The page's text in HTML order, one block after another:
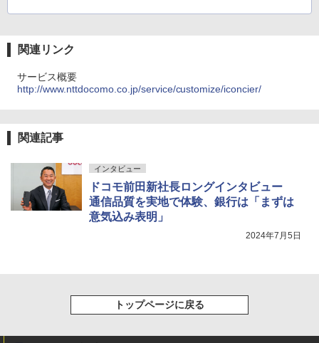
関連リンク
サービス概要
http://www.nttdocomo.co.jp/service/customize/iconcier/
関連記事
インタビュー
ドコモ前田新社長ロングインタビュー
通信品質を実地で体験、銀行は「まずは
意気込み表明」
2024年7月5日
トップページに戻る